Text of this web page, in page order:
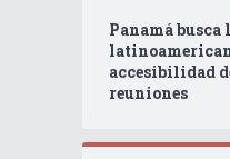
Panamá
accesibilidad
reuniones